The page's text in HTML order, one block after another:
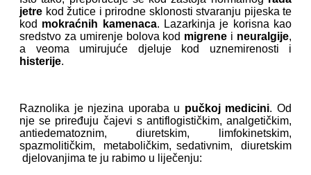
jetre kod žutice i prirodne sklonosti stvaranju pijeska te
kod mokraćnih kamenaca. Lazarkinja je korisna kao
sredstvo za umirenje bolova kod migrene i neuralgije,
a veoma umirujuće djeluje kod uznemirenosti i
histerije.
Raznolika je njezina uporaba u pučkoj medicini. Od
nje se priređuju čajevi s antiflogističkim, analgetičkim,
antiedematoznim, diuretskim, limfokinetskim,
spazmolitičkim, metaboličkim, sedativnim, diuretskim
djelovanjima te ju rabimo u liječenju: